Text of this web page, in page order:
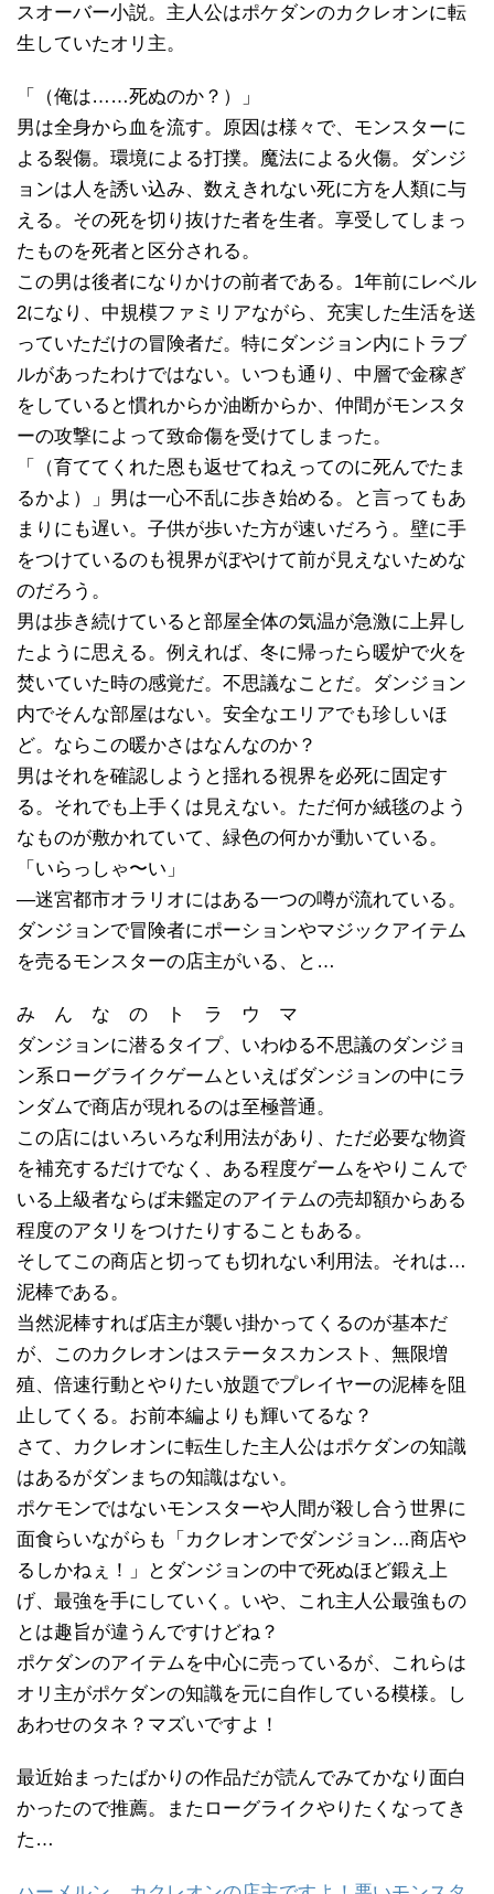
スオーバー小説。主人公はポケダンのカクレオンに転
生していたオリ主。
「（俺は……死ぬのか？）」
男は全身から血を流す。原因は様々で、モンスターに
よる裂傷。環境による打撲。魔法による火傷。ダンジ
ョンは人を誘い込み、数えきれない死に方を人類に与
える。その死を切り抜けた者を生者。享受してしまっ
たものを死者と区分される。
この男は後者になりかけの前者である。1年前にレベル
2になり、中規模ファミリアながら、充実した生活を送
っていただけの冒険者だ。特にダンジョン内にトラブ
ルがあったわけではない。いつも通り、中層で金稼ぎ
をしていると慣れからか油断からか、仲間がモンスタ
ーの攻撃によって致命傷を受けてしまった。
「（育ててくれた恩も返せてねえってのに死んでたま
るかよ）」男は一心不乱に歩き始める。と言ってもあ
まりにも遅い。子供が歩いた方が速いだろう。壁に手
をつけているのも視界がぼやけて前が見えないためな
のだろう。
男は歩き続けていると部屋全体の気温が急激に上昇し
たように思える。例えれば、冬に帰ったら暖炉で火を
焚いていた時の感覚だ。不思議なことだ。ダンジョン
内でそんな部屋はない。安全なエリアでも珍しいほ
ど。ならこの暖かさはなんなのか？
男はそれを確認しようと揺れる視界を必死に固定す
る。それでも上手くは見えない。ただ何か絨毯のよう
なものが敷かれていて、緑色の何かが動いている。
「いらっしゃ〜い」
―迷宮都市オラリオにはある一つの噂が流れている。
ダンジョンで冒険者にポーションやマジックアイテム
を売るモンスターの店主がいる、と…
み ん な の ト ラ ウ マ
ダンジョンに潜るタイプ、いわゆる不思議のダンジョ
ン系ローグライクゲームといえばダンジョンの中にラ
ンダムで商店が現れるのは至極普通。
この店にはいろいろな利用法があり、ただ必要な物資
を補充するだけでなく、ある程度ゲームをやりこんで
いる上級者ならば未鑑定のアイテムの売却額からある
程度のアタリをつけたりすることもある。
そしてこの商店と切っても切れない利用法。それは…
泥棒である。
当然泥棒すれば店主が襲い掛かってくるのが基本だ
が、このカクレオンはステータスカンスト、無限増
殖、倍速行動とやりたい放題でプレイヤーの泥棒を阻
止してくる。お前本編よりも輝いてるな？
さて、カクレオンに転生した主人公はポケダンの知識
はあるがダンまちの知識はない。
ポケモンではないモンスターや人間が殺し合う世界に
面食らいながらも「カクレオンでダンジョン…商店や
るしかねぇ！」とダンジョンの中で死ぬほど鍛え上
げ、最強を手にしていく。いや、これ主人公最強もの
とは趣旨が違うんですけどね？
ポケダンのアイテムを中心に売っているが、これらは
オリ主がポケダンの知識を元に自作している模様。し
あわせのタネ？マズいですよ！
最近始まったばかりの作品だが読んでみてかなり面白
かったので推薦。またローグライクやりたくなってき
た…